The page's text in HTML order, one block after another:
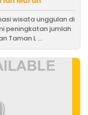
wisata unggulan di
peningkatan jumlah
Taman L ...